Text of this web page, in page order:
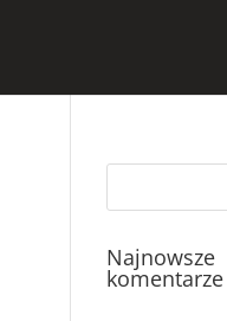
Najnowsze
komentarze